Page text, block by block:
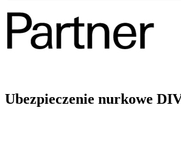
Ubezpieczenie nurkowe